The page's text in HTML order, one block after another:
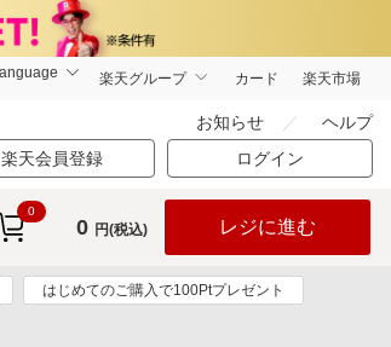
楽天グループ カード 楽天市場
お知らせ ヘルプ
楽天会員登録 ログイン
0
0 円(税込) レジに進む
はじめてのご購入で100Ptプレゼント